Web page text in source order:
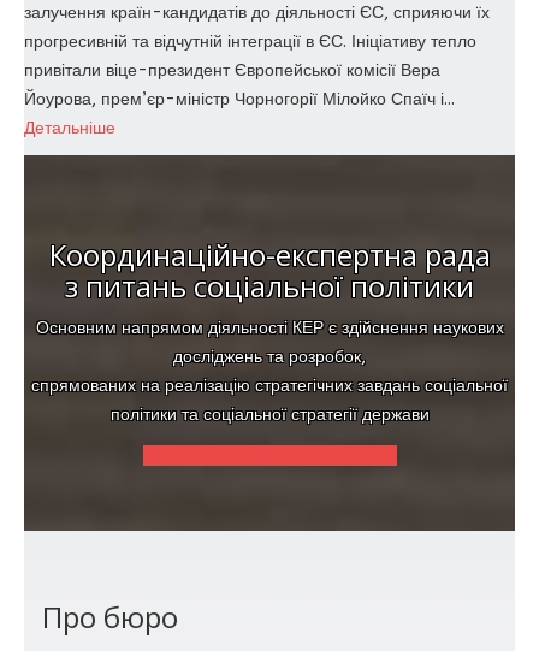
залучення країн-кандидатів до діяльності ЄС, сприяючи їх
прогресивній та відчутній інтеграції в ЄС. Ініціативу тепло
привітали віце-президент Європейської комісії Вера
Йоурова, прем’єр-міністр Чорногорії Мілойко Спаїч і...
Детальніше
Координаційно-експертна рада
з питань соціальної політики
Основним напрямом діяльності КЕР є здійснення наукових
досліджень та розробок,
спрямованих на реалізацію стратегічних завдань соціальної
політики та соціальної стратегії держави
Про бюро